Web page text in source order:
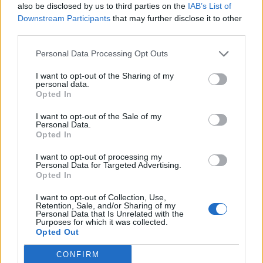
also be disclosed by us to third parties on the IAB’s List of
Downstream Participants that may further disclose it to other
Personal Data Processing Opt Outs
I want to opt-out of the Sharing of my
personal data.
Opted In
I want to opt-out of the Sale of my
Personal Data.
Opted In
I want to opt-out of processing my
Personal Data for Targeted Advertising.
Opted In
I want to opt-out of Collection, Use,
Retention, Sale, and/or Sharing of my
Personal Data that Is Unrelated with the
Purposes for which it was collected.
Opted Out
CONFIRM
Altri articoli che potrebbero piacerti